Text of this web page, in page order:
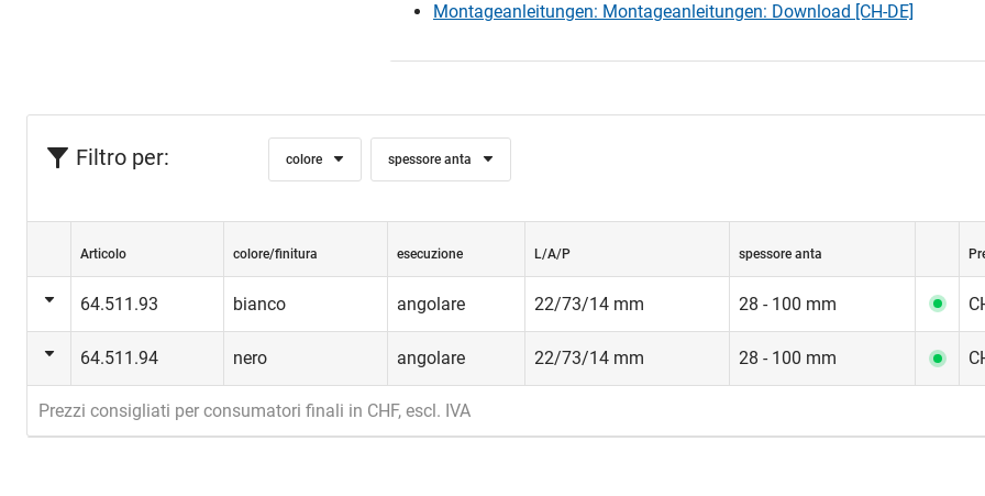
Montageanleitungen: Montageanleitungen: Download [CH-DE]
Filtro per: colore spessore anta
Articolo colore/finitura esecuzione L/A/P spessore anta
64.511.93 bianco angolare 22/73/14 mm 28 - 100 mm
64.511.94 nero angolare 22/73/14 mm 28 - 100 mm
Prezzi consigliati per consumatori finali in CHF, escl. IVA